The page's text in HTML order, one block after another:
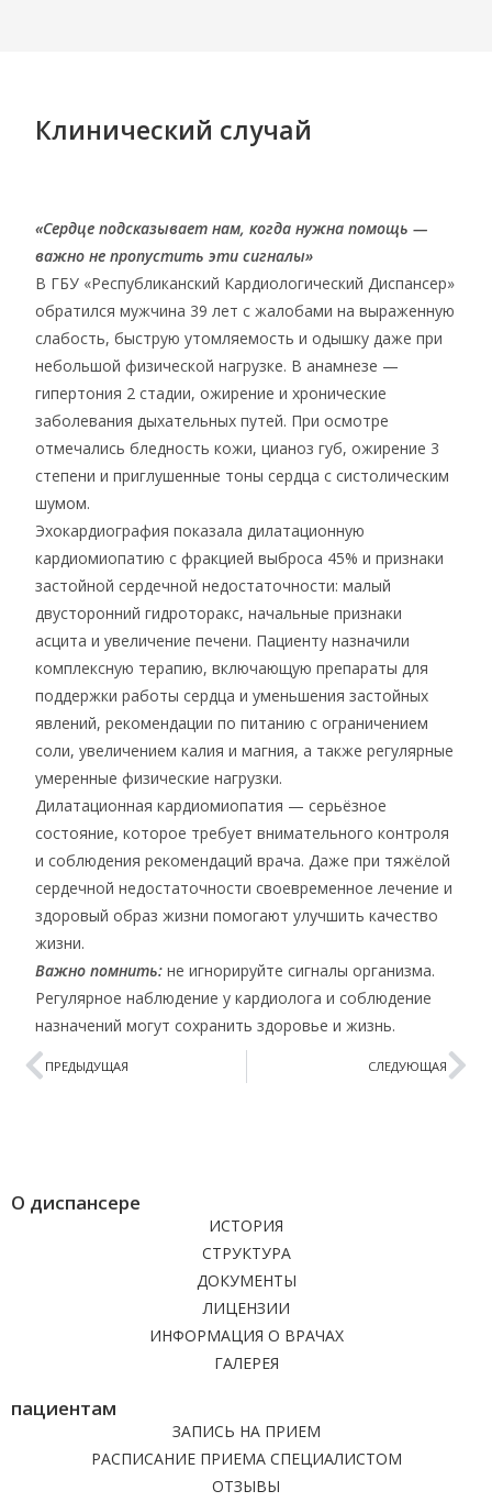
Клинический случай
«Сердце подсказывает нам, когда нужна помощь —
важно не пропустить эти сигналы»
В ГБУ «Республиканский Кардиологический Диспансер»
обратился мужчина 39 лет с жалобами на выраженную
слабость, быструю утомляемость и одышку даже при
небольшой физической нагрузке. В анамнезе —
гипертония 2 стадии, ожирение и хронические
заболевания дыхательных путей. При осмотре
отмечались бледность кожи, цианоз губ, ожирение 3
степени и приглушенные тоны сердца с систолическим
шумом.
Эхокардиография показала дилатационную
кардиомиопатию с фракцией выброса 45% и признаки
застойной сердечной недостаточности: малый
двусторонний гидроторакс, начальные признаки
асцита и увеличение печени. Пациенту назначили
комплексную терапию, включающую препараты для
поддержки работы сердца и уменьшения застойных
явлений, рекомендации по питанию с ограничением
соли, увеличением калия и магния, а также регулярные
умеренные физические нагрузки.
Дилатационная кардиомиопатия — серьёзное
состояние, которое требует внимательного контроля
и соблюдения рекомендаций врача. Даже при тяжёлой
сердечной недостаточности своевременное лечение и
здоровый образ жизни помогают улучшить качество
жизни.
Важно помнить: не игнорируйте сигналы организма.
Регулярное наблюдение у кардиолога и соблюдение
назначений могут сохранить здоровье и жизнь.
ПРЕДЫДУЩАЯ СЛЕДУЮЩАЯ
О диспансере
ИСТОРИЯ
СТРУКТУРА
ДОКУМЕНТЫ
ЛИЦЕНЗИИ
ИНФОРМАЦИЯ О ВРАЧАХ
ГАЛЕРЕЯ
пациентам
ЗАПИСЬ НА ПРИЕМ
РАСПИСАНИЕ ПРИЕМА СПЕЦИАЛИСТОМ
ОТЗЫВЫ